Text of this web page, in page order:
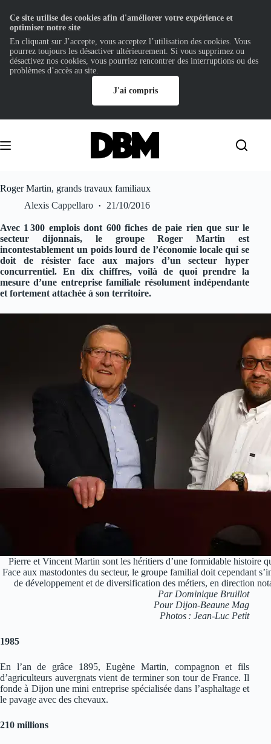
contenu
Roger Martin, grands travaux familiaux
Alexis Cappellaro
21/10/2016
Avec 1 300 emplois dont 600 fiches de paie rien que sur le
secteur dijonnais, le groupe Roger Martin est
incontestablement un poids lourd de l’économie locale qui se
doit de résister face aux majors d’un secteur hyper
concurrentiel. En dix chiffres, voilà de quoi prendre la
mesure d’une entreprise familiale résolument indépendante
et fortement attachée à son territoire.
Pierre et Vincent Martin sont les héritiers d’une formidable histoire
Face aux mastodontes du secteur, le groupe familial doit cependant
de développement et de diversification des métiers, en direction
Par Dominique Bruillot
Pour Dijon-Beaune Mag
Photos : Jean-Luc Petit
1985
En l’an de grâce 1895, Eugène Martin, compagnon et fils
d’agriculteurs auvergnats vient de terminer son tour de France. Il
fonde à Dijon une mini entreprise spécialisée dans l’asphaltage et
le pavage avec des chevaux.
210 millions
Ce site utilise des cookies afin d'améliorer votre expérience et
optimiser notre site
En cliquant sur J’accepte, vous acceptez l’utilisation des cookies. Vous
pourrez toujours les désactiver ultérieurement. Si vous supprimez ou
désactivez nos cookies, vous pourriez rencontrer des interruptions ou des
problèmes d’accès au site.
J'ai compris